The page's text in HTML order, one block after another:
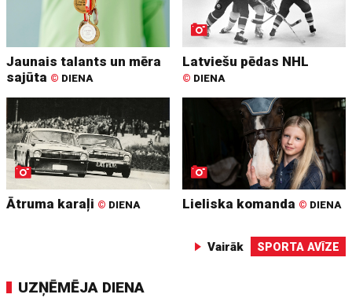
Jaunais talants un mēra
sajūta © DIENA
Latviešu pēdas NHL
© DIENA
Ātruma karaļi © DIENA Lieliska komanda © DIENA
Vairāk SPORTA AVĪZE
UZŅĒMĒJA DIENA